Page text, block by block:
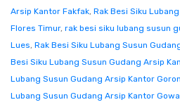
Arsip Kantor Fakfak, Rak Besi Siku
Flores Timur, rak besi siku lubang susun
Lues, Rak Besi Siku Lubang Susun
Besi Siku Lubang Susun Gudang Arsip
Lubang Susun Gudang Arsip Kantor
Lubang Susun Gudang Arsip Kantor Gowa